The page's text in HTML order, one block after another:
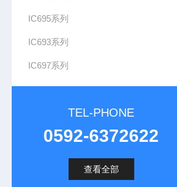
IC695系列
IC693系列
IC697系列
TEL-PHONE
0592-6372622
查看全部